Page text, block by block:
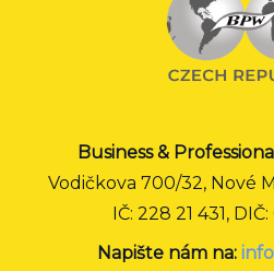
Business &
Vodičkova 700/32, Nové
IČ: 228 21 431,
Napište nám na: